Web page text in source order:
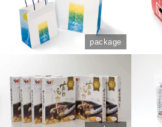
package